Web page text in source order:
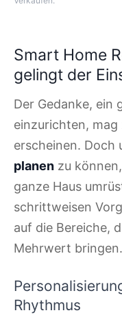
Smart Home
gelingt der
Der Gedanke, ein
einzurichten,
erscheinen. Doch
planen zu
ganze Haus
schrittweisen
auf die Bereiche,
Mehrwert bringen.
Rhythmus